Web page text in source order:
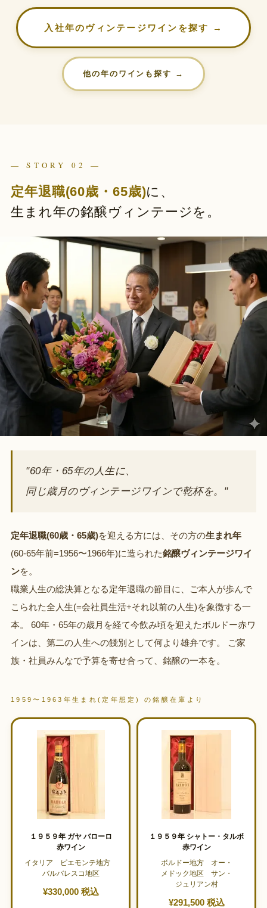
入社年のヴィンテージワインを探す →
他の年のワインも探す →
— STORY 02 —
定年退職(60歳・65歳)に、
生まれ年の銘醸ヴィンテージを。
"60年・65年の人生に、
同じ歳月のヴィンテージワインで乾杯を。"
定年退職(60歳・65歳)を迎える方には、その方の生まれ年
(60-65年前=1956〜1966年)に造られた銘醸ヴィンテージワイ
ンを。
職業人生の総決算となる定年退職の節目に、ご本人が歩んで
こられた全人生(=会社員生活+それ以前の人生)を象徴する一
本。 60年・65年の歳月を経て今飲み頃を迎えたボルドー赤ワ
インは、第二の人生への餞別として何より雄弁です。 ご家
族・社員みんなで予算を寄せ合って、銘醸の一本を。
1959〜1963年生まれ(定年想定) の銘醸在庫より
１９５９年 ガヤ バローロ
赤ワイン
イタリア ピエモンテ地方
バルバレスコ地区
¥330,000 税込
１９５９年 シャトー・タルボ
赤ワイン
ボルドー地方 オー・
メドック地区 サン・
ジュリアン村
¥291,500 税込